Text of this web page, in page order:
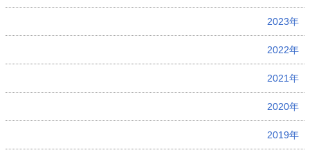
2023年
2022年
2021年
2020年
2019年